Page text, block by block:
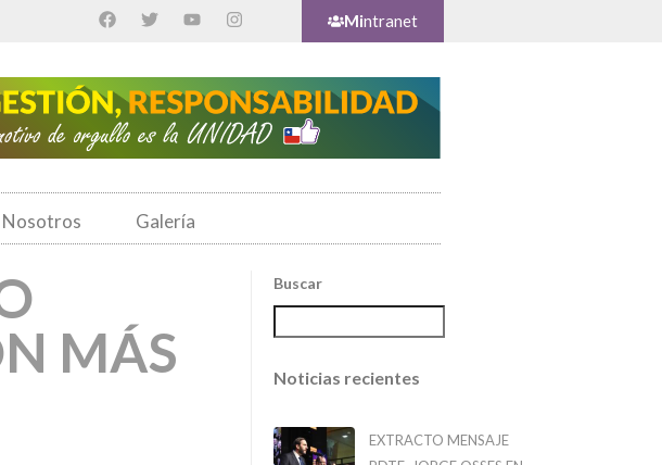
Mintranet
Nosotros Galería
MÁS
Buscar
Noticias recientes
EXTRACTO MENSAJE